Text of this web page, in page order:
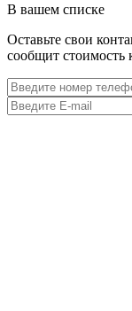
В вашем списке
Оставьте свои
сообщит стоимость